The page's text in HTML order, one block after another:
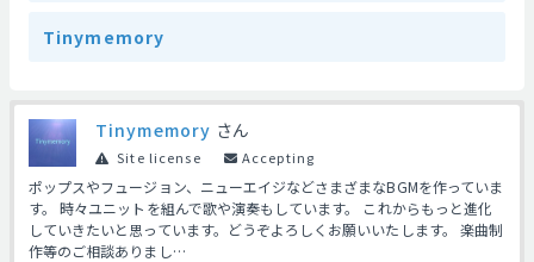
Tinymemory
Tinymemory さん
Site license Accepting
ポップスやフュージョン、ニューエイジなどさまざまなBGMを作っていま
す。 時々ユニットを組んで歌や演奏もしています。 これからもっと進化
していきたいと思っています。どうぞよろしくお願いいたします。 楽曲制
作等のご相談ありまし…